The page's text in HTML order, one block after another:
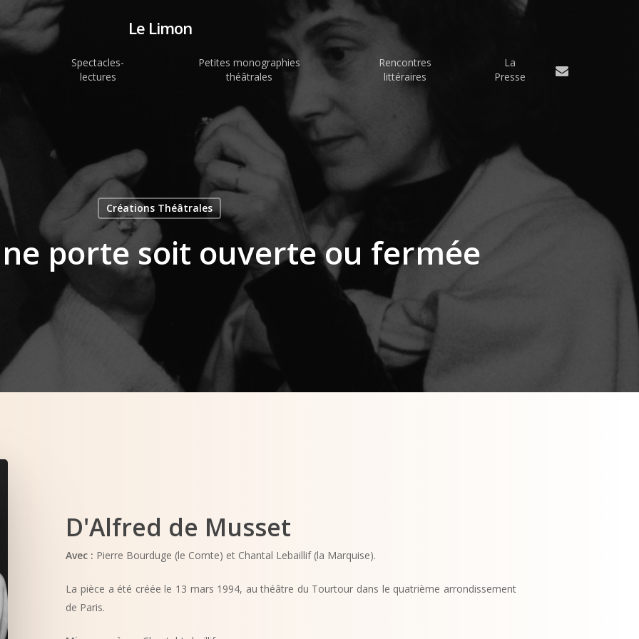
Le Limon
Spectacles-
lectures
Petites monographies
théâtrales
Rencontres
littéraires
La
Presse
email
Créations Théâtrales
porte soit ouverte ou fermée
D'Alfred de Musset
Avec : Pierre Bourduge (le Comte) et Chantal Lebaillif (la Marquise).
La pièce a été créée le 13 mars 1994, au théâtre du Tourtour dans le quatrième arrondissement
de Paris.